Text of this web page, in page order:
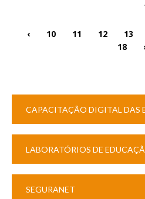
‹ 10 11 12 13
18
CAPACITAÇÃO DIGITAL DAS
LABORATÓRIOS DE
SEGURANET